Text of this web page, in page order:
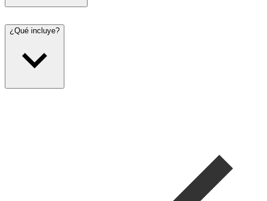
¿Qué incluye?